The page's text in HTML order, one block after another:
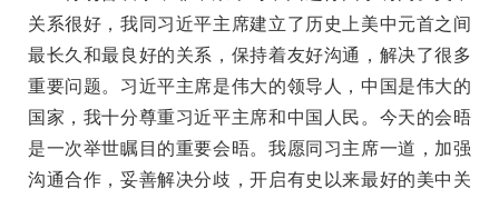
关系很好，我同习近平主席建立了历史上美中元首之间
最长久和最良好的关系，保持着友好沟通，解决了很多
重要问题。习近平主席是伟大的领导人，中国是伟大的
国家，我十分尊重习近平主席和中国人民。今天的会晤
是一次举世瞩目的重要会晤。我愿同习主席一道，加强
沟通合作，妥善解决分歧，开启有史以来最好的美中关